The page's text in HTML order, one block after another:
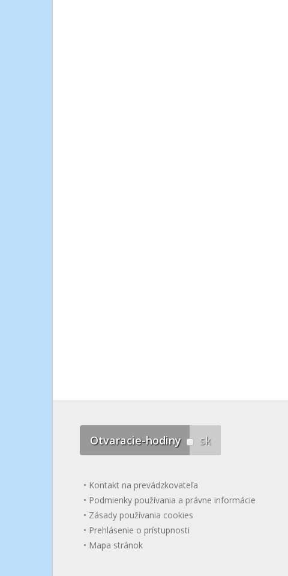
Otvaracie-hodiny sk
Kontakt na prevádzkovateľa
Podmienky používania a právne informácie
Zásady používania cookies
Prehlásenie o prístupnosti
Mapa stránok